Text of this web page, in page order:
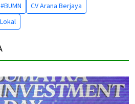
#BUMN
CV Arana Berjaya